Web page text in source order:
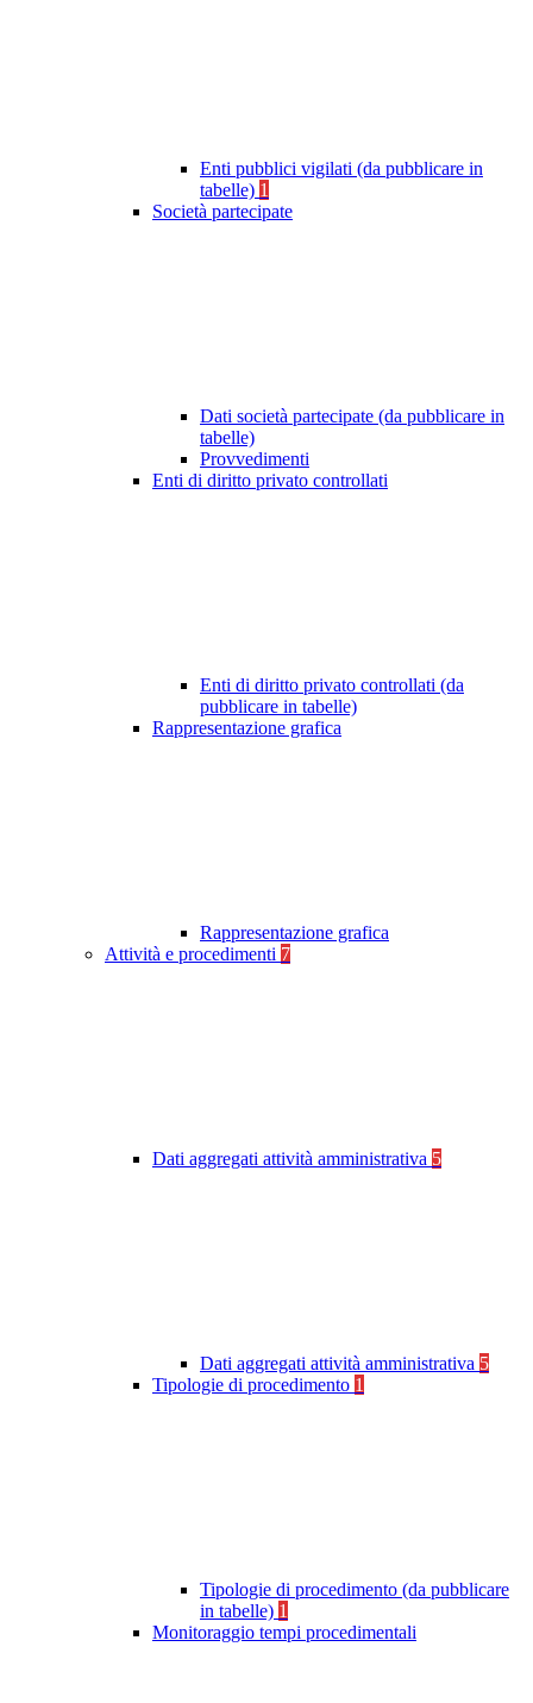
Enti pubblici vigilati (da pubblicare in
tabelle) 1
Società partecipate
Dati società partecipate (da pubblicare in
tabelle)
Provvedimenti
Enti di diritto privato controllati
Enti di diritto privato controllati (da
pubblicare in tabelle)
Rappresentazione grafica
Rappresentazione grafica
Attività e procedimenti 7
Dati aggregati attività amministrativa 5
Dati aggregati attività amministrativa 5
Tipologie di procedimento 1
Tipologie di procedimento (da pubblicare
in tabelle) 1
Monitoraggio tempi procedimentali